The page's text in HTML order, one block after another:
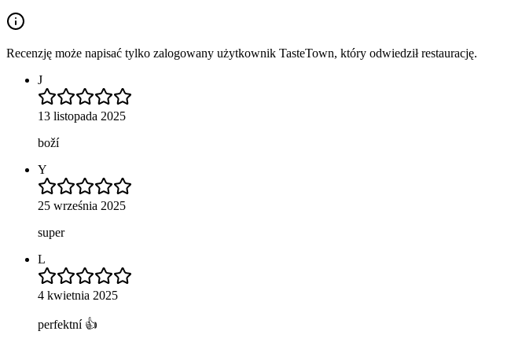
Recenzję może napisać tylko zalogowany użytkownik TasteTown, który odwiedził restaurację.
J
13 listopada 2025
boží
Y
25 września 2025
super
L
4 kwietnia 2025
perfektní 👍